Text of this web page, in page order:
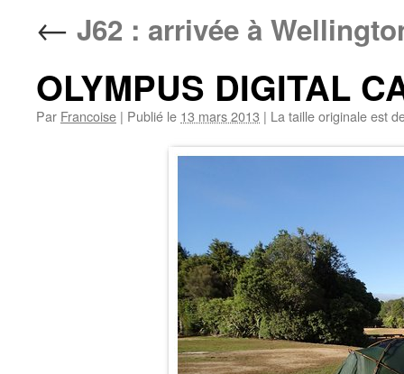
← J62 : arrivée à
OLYMPUS DIGITAL
Par Francoise | Publié le 13 mars 2013 | La taille originale est